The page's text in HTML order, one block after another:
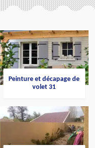
Peinture et décapage de
volet 31